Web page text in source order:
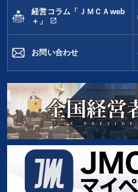
経営コラム「ＪＭＣＡweb
＋」
open_in_new
お問い合わせ